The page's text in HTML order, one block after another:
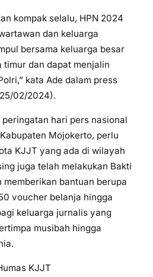
kompak selalu, HPN 2024
dan keluarga
bersama keluarga besar
dan dapat menjalin
kata Ade dalam press
02/2024).
hari pers nasional
Mojokerto, perlu
KJJT yang ada di wilayah
juga telah melakukan Bakti
memberikan bantuan berupa
voucher belanja hingga
keluarga jurnalis yang
musibah hingga
KJJT